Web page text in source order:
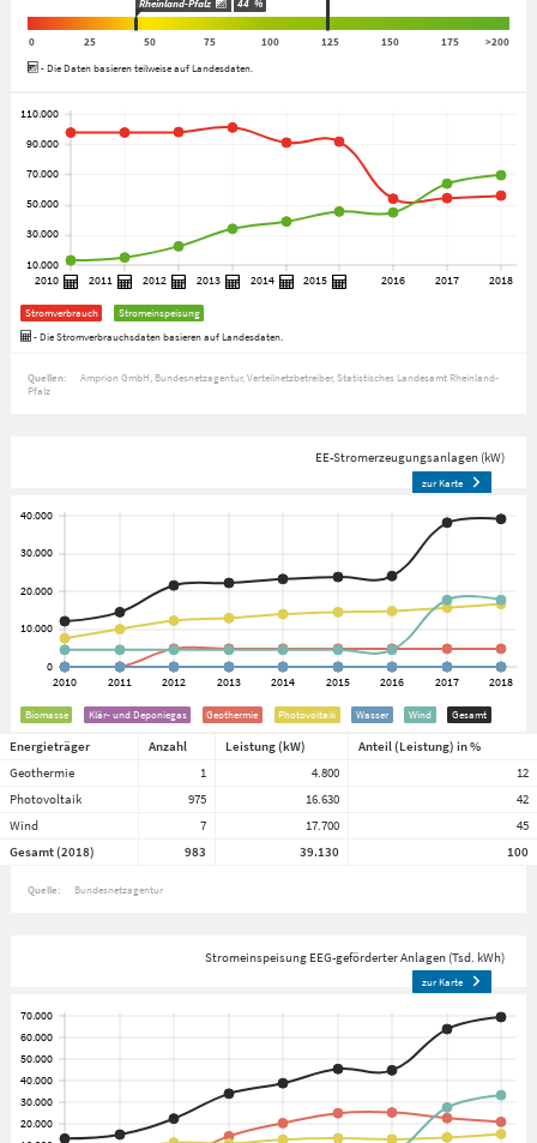
Rheinland-Pfalz 44 %
0 25 50 75 100 125 150 175
>200
- Die Daten basieren teilweise auf Landesdaten.
Stromverbrauch
Stromeinspeisung
- Die Stromverbrauchsdaten basieren auf Landesdaten.
Quellen: Amprion GmbH Bundesnetzagentur Verteilnetzbetreiber Statistisches Landesamt Rheinland-
Pfalz
EE-Stromerzeugungsanlagen (kW)
zur Karte
Biomasse Klär- und Deponiegas Geothermie Photovoltaik Wasser Wind Gesamt
Energieträger Anzahl Leistung (kW)
Anteil (Leistung) in %
Geothermie
1 4.800
12
Photovoltaik
975 16.630
42
Wind
7 17.700
45
Gesamt (2018)
983 39.130 100
Quelle: Bundesnetzagentur
Stromeinspeisung EEG-geförderter Anlagen (Tsd. kWh)
zur Karte